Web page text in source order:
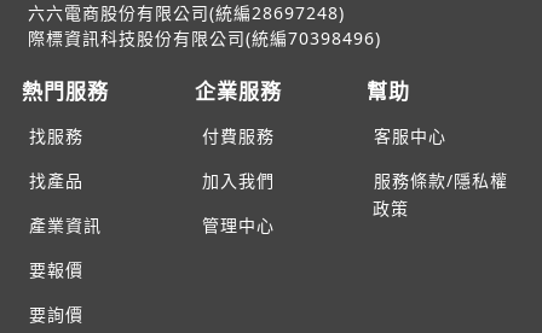
六六電商股份有限公司(統編28697248)
際標資訊科技股份有限公司(統編70398496)
熱門服務
找服務
找產品
產業資訊
要報價
要詢價
企業服務
付費服務
加入我們
管理中心
幫助
客服中心
服務條款/隱私權
政策